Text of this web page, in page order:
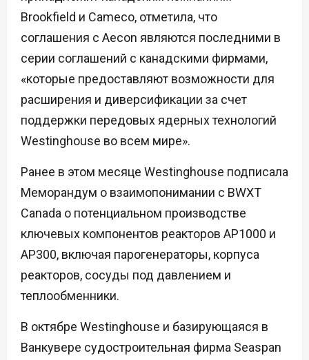
Brookfield и Cameco, отметила, что
соглашения с Aecon являются последними в
серии соглашений с канадскими фирмами,
«которые предоставляют возможности для
расширения и диверсификации за счет
поддержки передовых ядерных технологий
Westinghouse во всем мире».
Ранее в этом месяце Westinghouse подписала
Меморандум о взаимопонимании с BWXT
Canada о потенциальном производстве
ключевых компонентов реакторов AP1000 и
AP300, включая парогенераторы, корпуса
реакторов, сосуды под давлением и
теплообменники.
В октябре Westinghouse и базирующаяся в
Ванкувере судостроительная фирма Seaspan